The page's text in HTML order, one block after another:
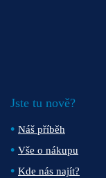
Jste tu nově?
Náš příběh
Vše o nákupu
Kde nás najít?